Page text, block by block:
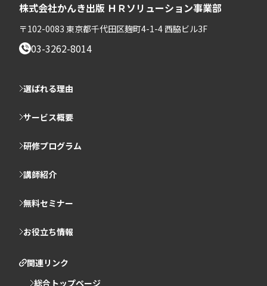
株式会社かんき出版 ＨＲソリューション事業部
〒102-0083 東京都千代田区麹町4-1-4 西脇ビル3F
03-3262-8014
選ばれる理由
サービス概要
研修プログラム
講師紹介
無料セミナー
お役立ち情報
関連リンク
総合トップページ